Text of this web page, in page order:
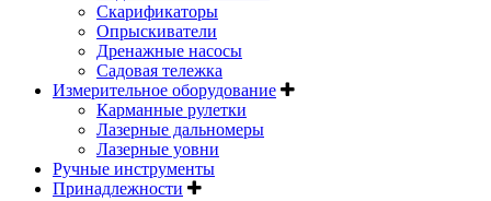
Скарификаторы
Опрыскиватели
Дренажные насосы
Садовая тележка
Измерительное оборудование
Карманные рулетки
Лазерные дальномеры
Лазерные уовни
Ручные инструменты
Принадлежности